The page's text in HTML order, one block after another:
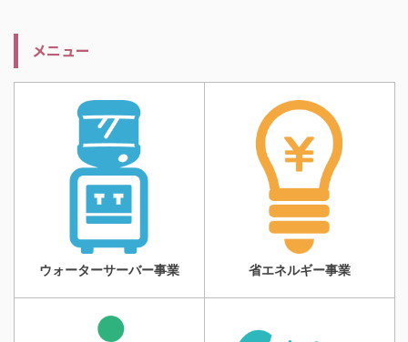
メニュー
ウォーターサーバー事業 省エネルギー事業